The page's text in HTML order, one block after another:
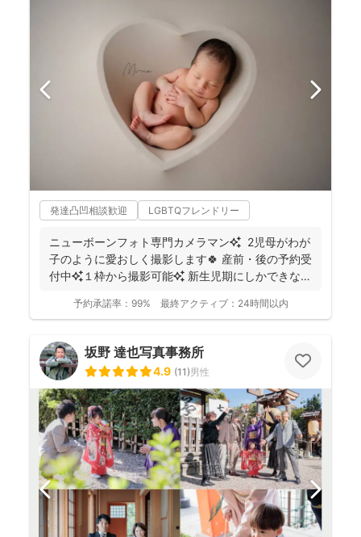
発達凸凹相談歓迎 LGBTQフレンドリー
ニューボーンフォト専門カメラマン✨ 2児母がわが
子のように愛おしく撮影します🍀 産前・後の予約受
付中✨１枠から撮影可能✨ 新生児期にしかできな
予約承諾率： 99% 最終アクティブ： 24時間以内
坂野 達也写真事務所
4.9 (11)男性